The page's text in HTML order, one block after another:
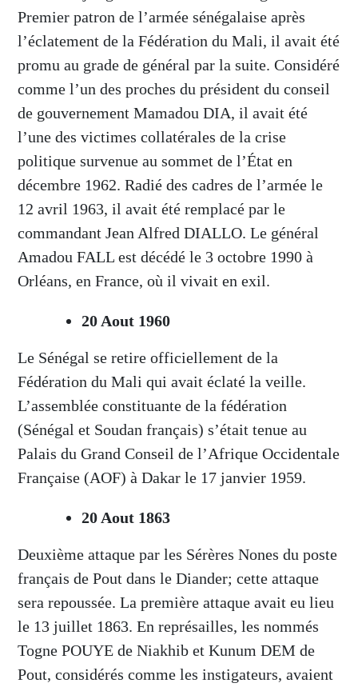
Premier patron de l’armée sénégalaise après
l’éclatement de la Fédération du Mali, il avait été
promu au grade de général par la suite. Considéré
comme l’un des proches du président du conseil
de gouvernement Mamadou DIA, il avait été
l’une des victimes collatérales de la crise
politique survenue au sommet de l’État en
décembre 1962. Radié des cadres de l’armée le
12 avril 1963, il avait été remplacé par le
commandant Jean Alfred DIALLO. Le général
Amadou FALL est décédé le 3 octobre 1990 à
Orléans, en France, où il vivait en exil.
20 Aout 1960
Le Sénégal se retire officiellement de la
Fédération du Mali qui avait éclaté la veille.
L’assemblée constituante de la fédération
(Sénégal et Soudan français) s’était tenue au
Palais du Grand Conseil de l’Afrique Occidentale
Française (AOF) à Dakar le 17 janvier 1959.
20 Aout 1863
Deuxième attaque par les Sérères Nones du poste
français de Pout dans le Diander; cette attaque
sera repoussée. La première attaque avait eu lieu
le 13 juillet 1863. En représailles, les nommés
Togne POUYE de Niakhib et Kunum DEM de
Pout, considérés comme les instigateurs, avaient